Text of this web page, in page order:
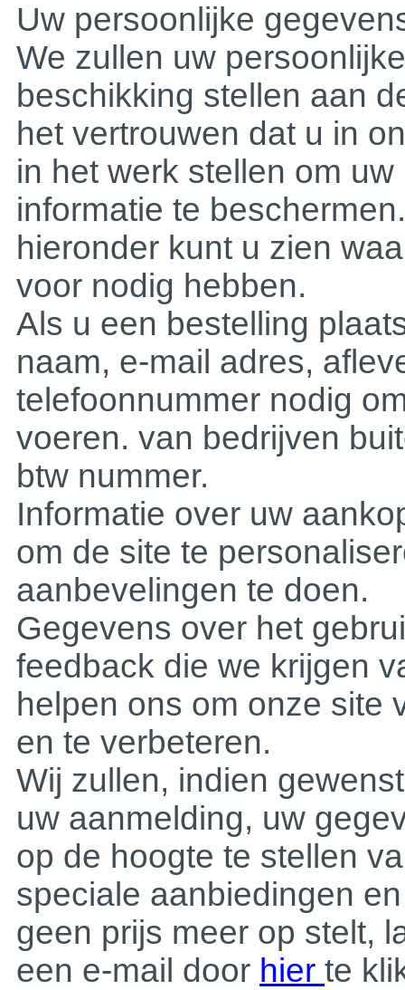
Uw persoonlijke
We zullen uw
beschikking stellen aan
het vertrouwen dat u in
in het werk stellen om
informatie te
hieronder kunt u zien
voor nodig hebben.
Als u een bestelling
naam, e-mail adres,
telefoonnummer nodig
voeren. van bedrijven
btw nummer.
Informatie over uw
om de site te
aanbevelingen te doen.
Gegevens over het
feedback die we krijgen
helpen ons om onze site
en te verbeteren.
Wij zullen, indien
uw aanmelding, uw
op de hoogte te stellen
speciale aanbiedingen
geen prijs meer op stelt,
een e-mail door hier te